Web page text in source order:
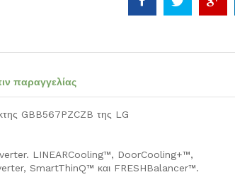
παραγγελίας
GBB567PZCZB της LG
LINEARCooling™, DoorCooling+™,
SmartThinQ™ και FRESHBalancer™.